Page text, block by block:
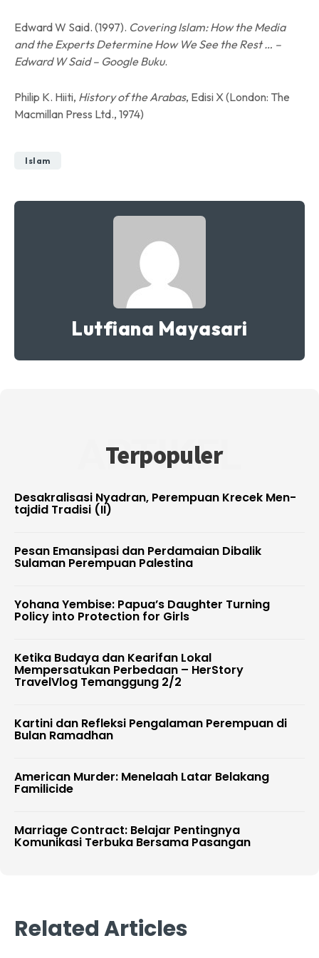
Edward W Said. (1997). Covering Islam: How the Media
and the Experts Determine How We See the Rest … –
Edward W Said – Google Buku.
Philip K. Hiiti, History of the Arabas, Edisi X (London: The
Macmillan Press Ltd., 1974)
Islam
Lutfiana Mayasari
Terpopuler
ARTIKEL
Desakralisasi Nyadran, Perempuan Krecek Men-
tajdid Tradisi (II)
Pesan Emansipasi dan Perdamaian Dibalik
Sulaman Perempuan Palestina
Yohana Yembise: Papua’s Daughter Turning
Policy into Protection for Girls
Ketika Budaya dan Kearifan Lokal
Mempersatukan Perbedaan – HerStory
TravelVlog Temanggung 2/2
Kartini dan Refleksi Pengalaman Perempuan di
Bulan Ramadhan
American Murder: Menelaah Latar Belakang
Familicide
Marriage Contract: Belajar Pentingnya
Komunikasi Terbuka Bersama Pasangan
Related Articles